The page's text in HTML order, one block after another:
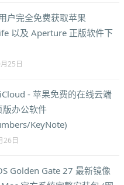
户完全免费获取苹果
以及 Aperture 正版软件下
25日
- 苹果免费的在线云端
办公软件
KeyNote)
26日
Golden Gate 27 最新镜像